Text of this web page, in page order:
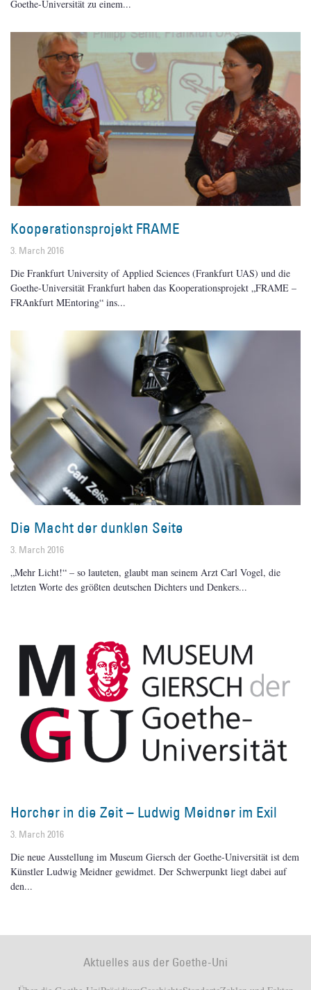
Goethe-Universität zu einem
Kooperationsprojekt FRAME
3. March 2016
Die Frankfurt University of Applied Sciences (Frankfurt UAS) und die
Goethe-Universität Frankfurt haben das Kooperationsprojekt „FRAME –
FRAnkfurt MEntoring“ ins
Die Macht der dunklen Seite
3. March 2016
„Mehr Licht!“ – so lauteten, glaubt man seinem Arzt Carl Vogel, die
letzten Worte des größten deutschen Dichters und Denkers
Horcher in die Zeit – Ludwig Meidner im Exil
3. March 2016
Die neue Ausstellung im Museum Giersch der Goethe-Universität ist dem
Künstler Ludwig Meidner gewidmet. Der Schwerpunkt liegt dabei auf
den
Aktuelles aus der Goethe-Uni